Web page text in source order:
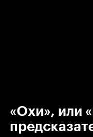
«Охи», или